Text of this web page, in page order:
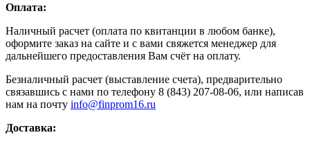
Оплата:
Наличный расчет (оплата по квитанции в любом банке),
оформите заказ на сайте и с вами свяжется менеджер для
дальнейшего предоставления Вам счёт на оплату.
Безналичный расчет (выставление счета), предварительно
связавшись с нами по телефону 8 (843) 207-08-06, или написав
нам на почту info@finprom16.ru
Доставка: